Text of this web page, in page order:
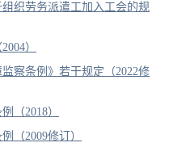
织劳务派遣工加入工会的规
）
察条例》若干规定（2022修
（2018）
（2009修订）